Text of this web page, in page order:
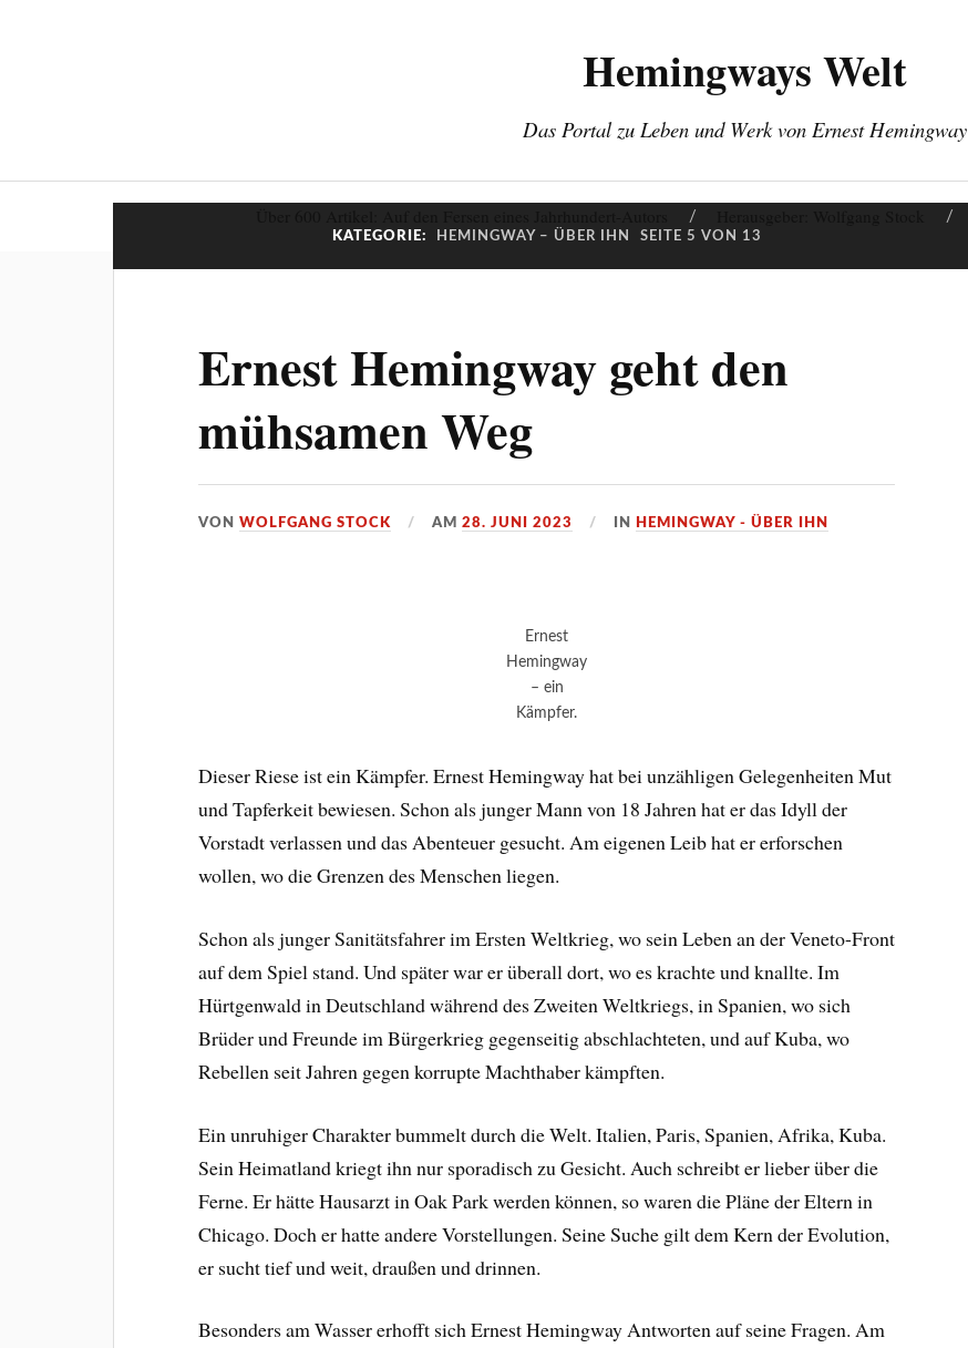
Hemingways Welt
Das Portal zu Leben und Werk von Ernest Hemingway
KATEGORIE: HEMINGWAY – ÜBER IHN SEITE 5 VON 13
Ernest Hemingway geht den
mühsamen Weg
VONWOLFGANG STOCK AM28. JUNI 2023 IN HEMINGWAY - ÜBER IHN
Ernest
Hemingway
– ein
Kämpfer.
Dieser Riese ist ein Kämpfer. Ernest Hemingway hat bei unzähligen Gelegenheiten Mut
und Tapferkeit bewiesen. Schon als junger Mann von 18 Jahren hat er das Idyll der
Vorstadt verlassen und das Abenteuer gesucht. Am eigenen Leib hat er erforschen
wollen, wo die Grenzen des Menschen liegen.
Schon als junger Sanitätsfahrer im Ersten Weltkrieg, wo sein Leben an der Veneto-Front
auf dem Spiel stand. Und später war er überall dort, wo es krachte und knallte. Im
Hürtgenwald in Deutschland während des Zweiten Weltkriegs, in Spanien, wo sich
Brüder und Freunde im Bürgerkrieg gegenseitig abschlachteten, und auf Kuba, wo
Rebellen seit Jahren gegen korrupte Machthaber kämpften.
Ein unruhiger Charakter bummelt durch die Welt. Italien, Paris, Spanien, Afrika, Kuba.
Sein Heimatland kriegt ihn nur sporadisch zu Gesicht. Auch schreibt er lieber über die
Ferne. Er hätte Hausarzt in Oak Park werden können, so waren die Pläne der Eltern in
Chicago. Doch er hatte andere Vorstellungen. Seine Suche gilt dem Kern der Evolution,
er sucht tief und weit, draußen und drinnen.
Besonders am Wasser erhofft sich Ernest Hemingway Antworten auf seine Fragen. Am